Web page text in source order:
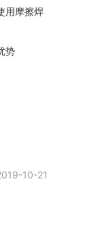
用摩擦焊
势
10-21